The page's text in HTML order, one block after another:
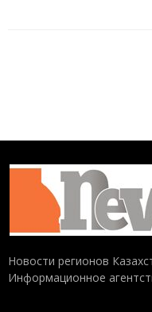
Новости регионов
Информационное